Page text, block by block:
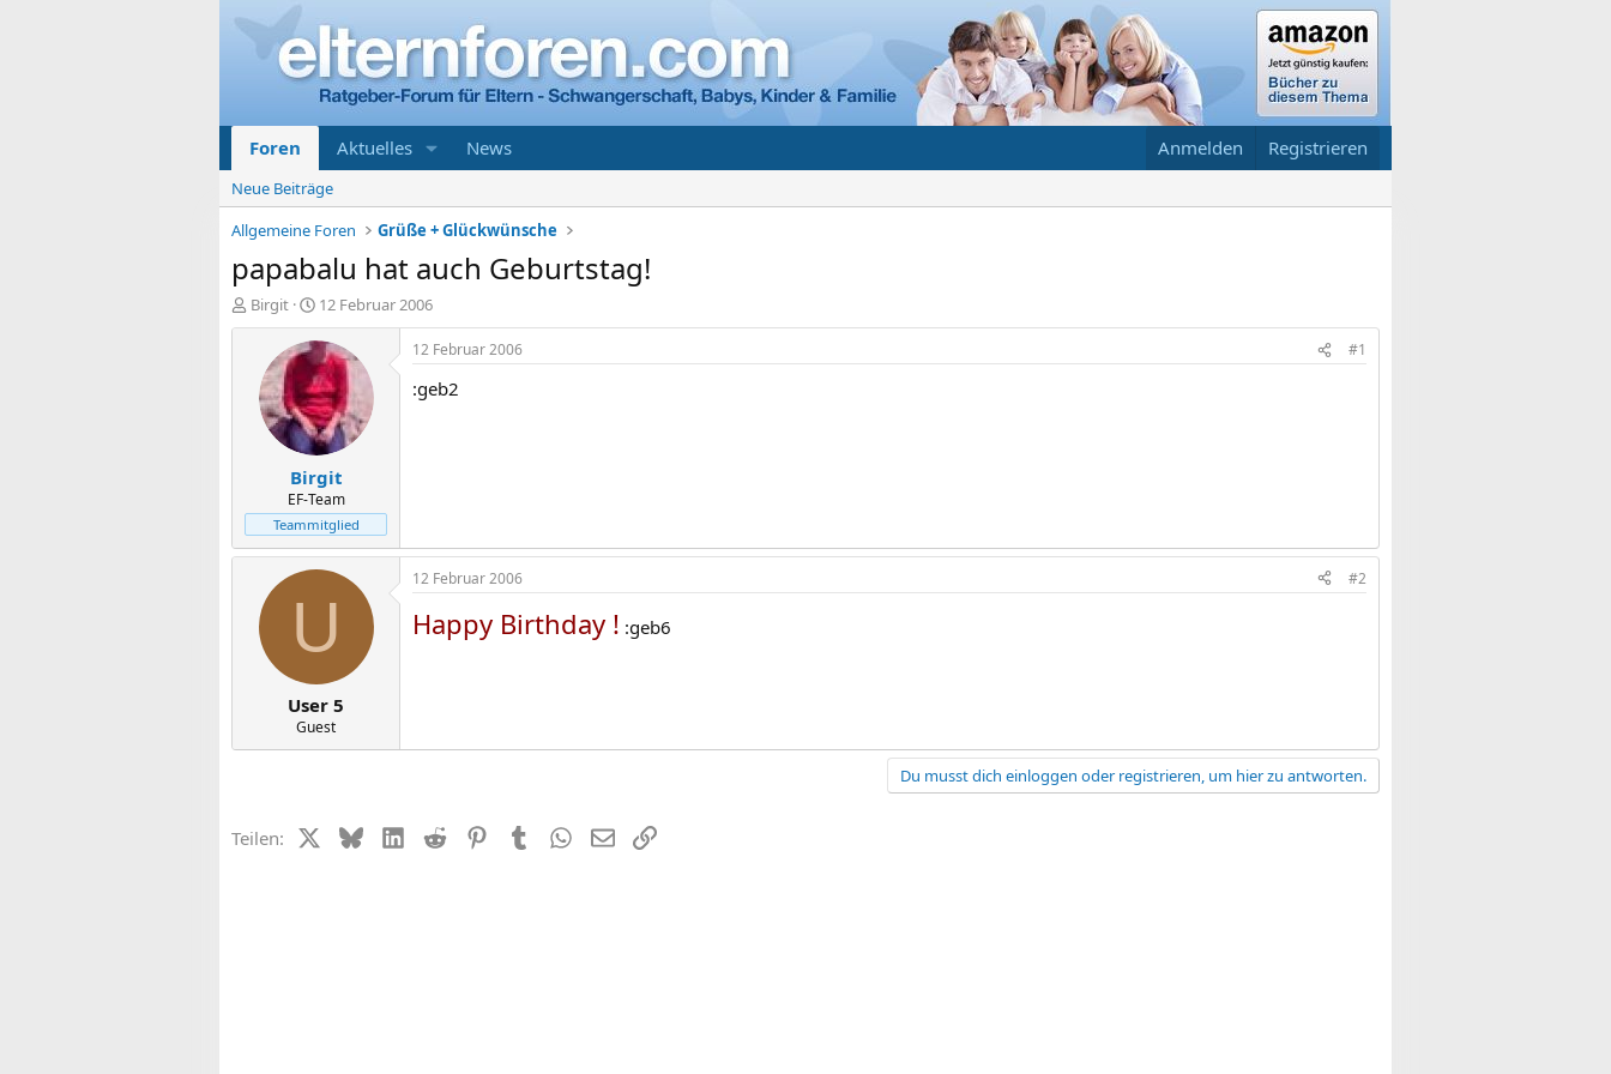
Foren Aktuelles News Anmelden Registrieren
Neue Beiträge
Allgemeine Foren
Grüße + Glückwünsche
papabalu hat auch Geburtstag!
E
r
Birgit
E
r
s
t
e
l
l
t
a
m
12 Februar 2006
Birgit
EF-Team
Teammitglied
12 Februar 2006 #1
:geb2
U
User 5
Guest
12 Februar 2006 #2
Happy Birthday ! :geb6
Du musst dich einloggen oder registrieren, um hier zu antworten.
Teilen: X (Twitter)
BlueskyLinkedIn
Reddit PinterestTumblrWhatsApp
E-MailLink